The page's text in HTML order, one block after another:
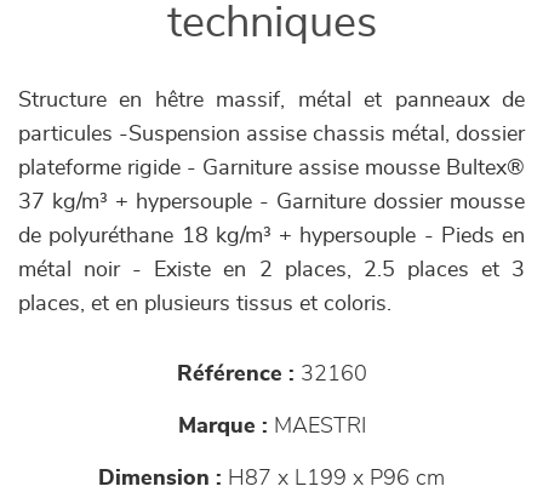
techniques
Structure en hêtre massif, métal et panneaux de
particules -Suspension assise chassis métal, dossier
plateforme rigide - Garniture assise mousse Bultex®
37 kg/m³ + hypersouple - Garniture dossier mousse
de polyuréthane 18 kg/m³ + hypersouple - Pieds en
métal noir - Existe en 2 places, 2.5 places et 3
places, et en plusieurs tissus et coloris.
Référence : 32160
Marque : MAESTRI
Dimension : H87 x L199 x P96 cm